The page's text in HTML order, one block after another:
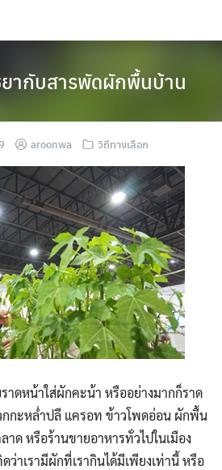
ยากับสารพัดผักพื้นบ้าน
aroonwa วิถีทางเลือก
าดหน้าใส่ผักคะน้า หรืออย่างมากก็ราด
กะหล่ำปลี แครอท ข้าวโพดอ่อน ผักพื้น
ด หรือร้านขายอาหารทั่วไปในเมือง
ว่าเรามีผักที่เรากินได้มีเพียงเท่านี้ หรือ